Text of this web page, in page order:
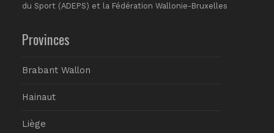
du Sport (ADEPS) et la Fédération Wallonie-Bruxelles
Provinces
Brabant Wallon
Hainaut
Liège